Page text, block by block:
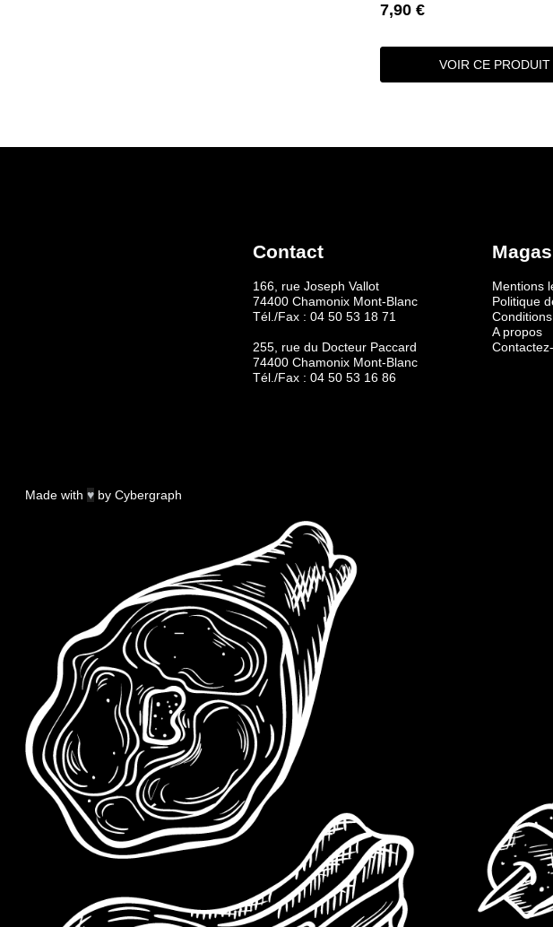
7,90 €
VOIR CE PRODUIT
Contact
166, rue Joseph Vallot
74400 Chamonix Mont-Blanc
Tél./Fax : 04 50 53 18 71
255, rue du Docteur Paccard
74400 Chamonix Mont-Blanc
Tél./Fax : 04 50 53 16 86
Mentions
Politique
A propos
Made with ♥ by Cybergraph